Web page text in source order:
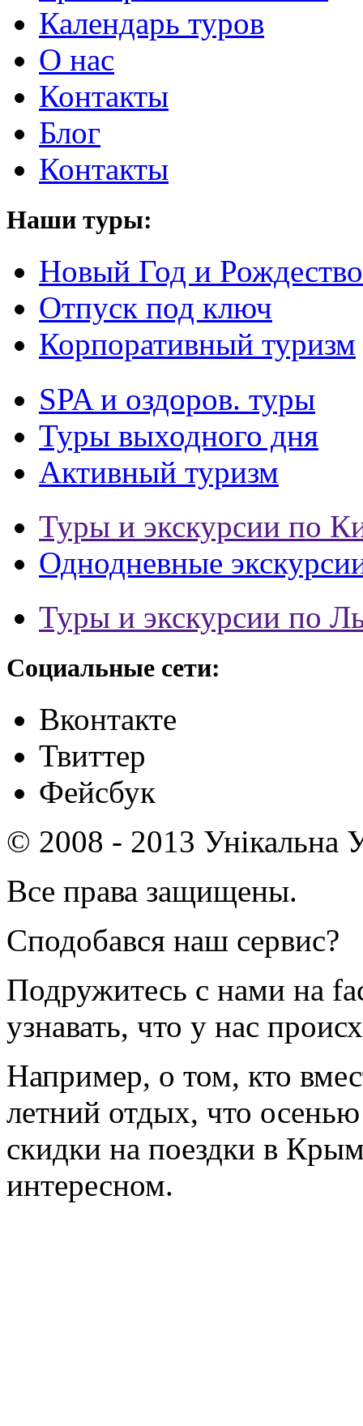
Календарь туров
О нас
Контакты
Блог
Контакты
Наши туры:
Новый Год и Рождество
Отпуск под ключ
Корпоративный туризм
SPA и оздоров. туры
Туры выходного дня
Активный туризм
Туры и экскурсии по
Однодневные
Туры и экскурсии по
Социальные сети:
Вконтакте
Твиттер
Фейсбук
© 2008 - 2013 Унікальна
Все права защищены.
Сподобався наш сервис?
Подружитесь с нами на
узнавать, что у нас
Например, о том, кто
летний отдых, что
скидки на поездки в
интересном.